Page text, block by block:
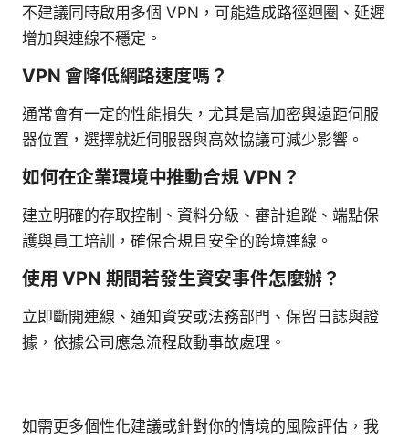
不建議同時啟用多個 VPN，可能造成路徑迴圈、延遲
增加與連線不穩定。
VPN 會降低網路速度嗎？
通常會有一定的性能損失，尤其是高加密與遠距伺服
器位置，選擇就近伺服器與高效協議可減少影響。
如何在企業環境中推動合規 VPN？
建立明確的存取控制、資料分級、審計追蹤、端點保
護與員工培訓，確保合規且安全的跨境連線。
使用 VPN 期間若發生資安事件怎麼辦？
立即斷開連線、通知資安或法務部門、保留日誌與證
據，依據公司應急流程啟動事故處理。
如需更多個性化建議或針對你的情境的風險評估，我